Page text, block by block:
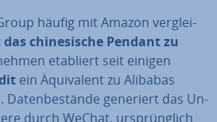
häufig mit Amazon ver­glei­
das chi­ne­si­sche Pendant zu
etabliert seit einigen
ein Äqui­va­lent zu Alibabas
Da­ten­be­stän­de generiert das Un­
durch WeChat, ur­sprüng­lich